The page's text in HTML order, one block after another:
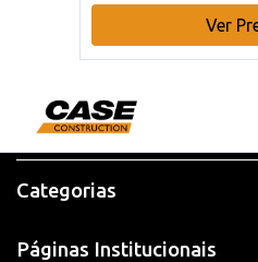
Ver
Categorias
Páginas Institucionais